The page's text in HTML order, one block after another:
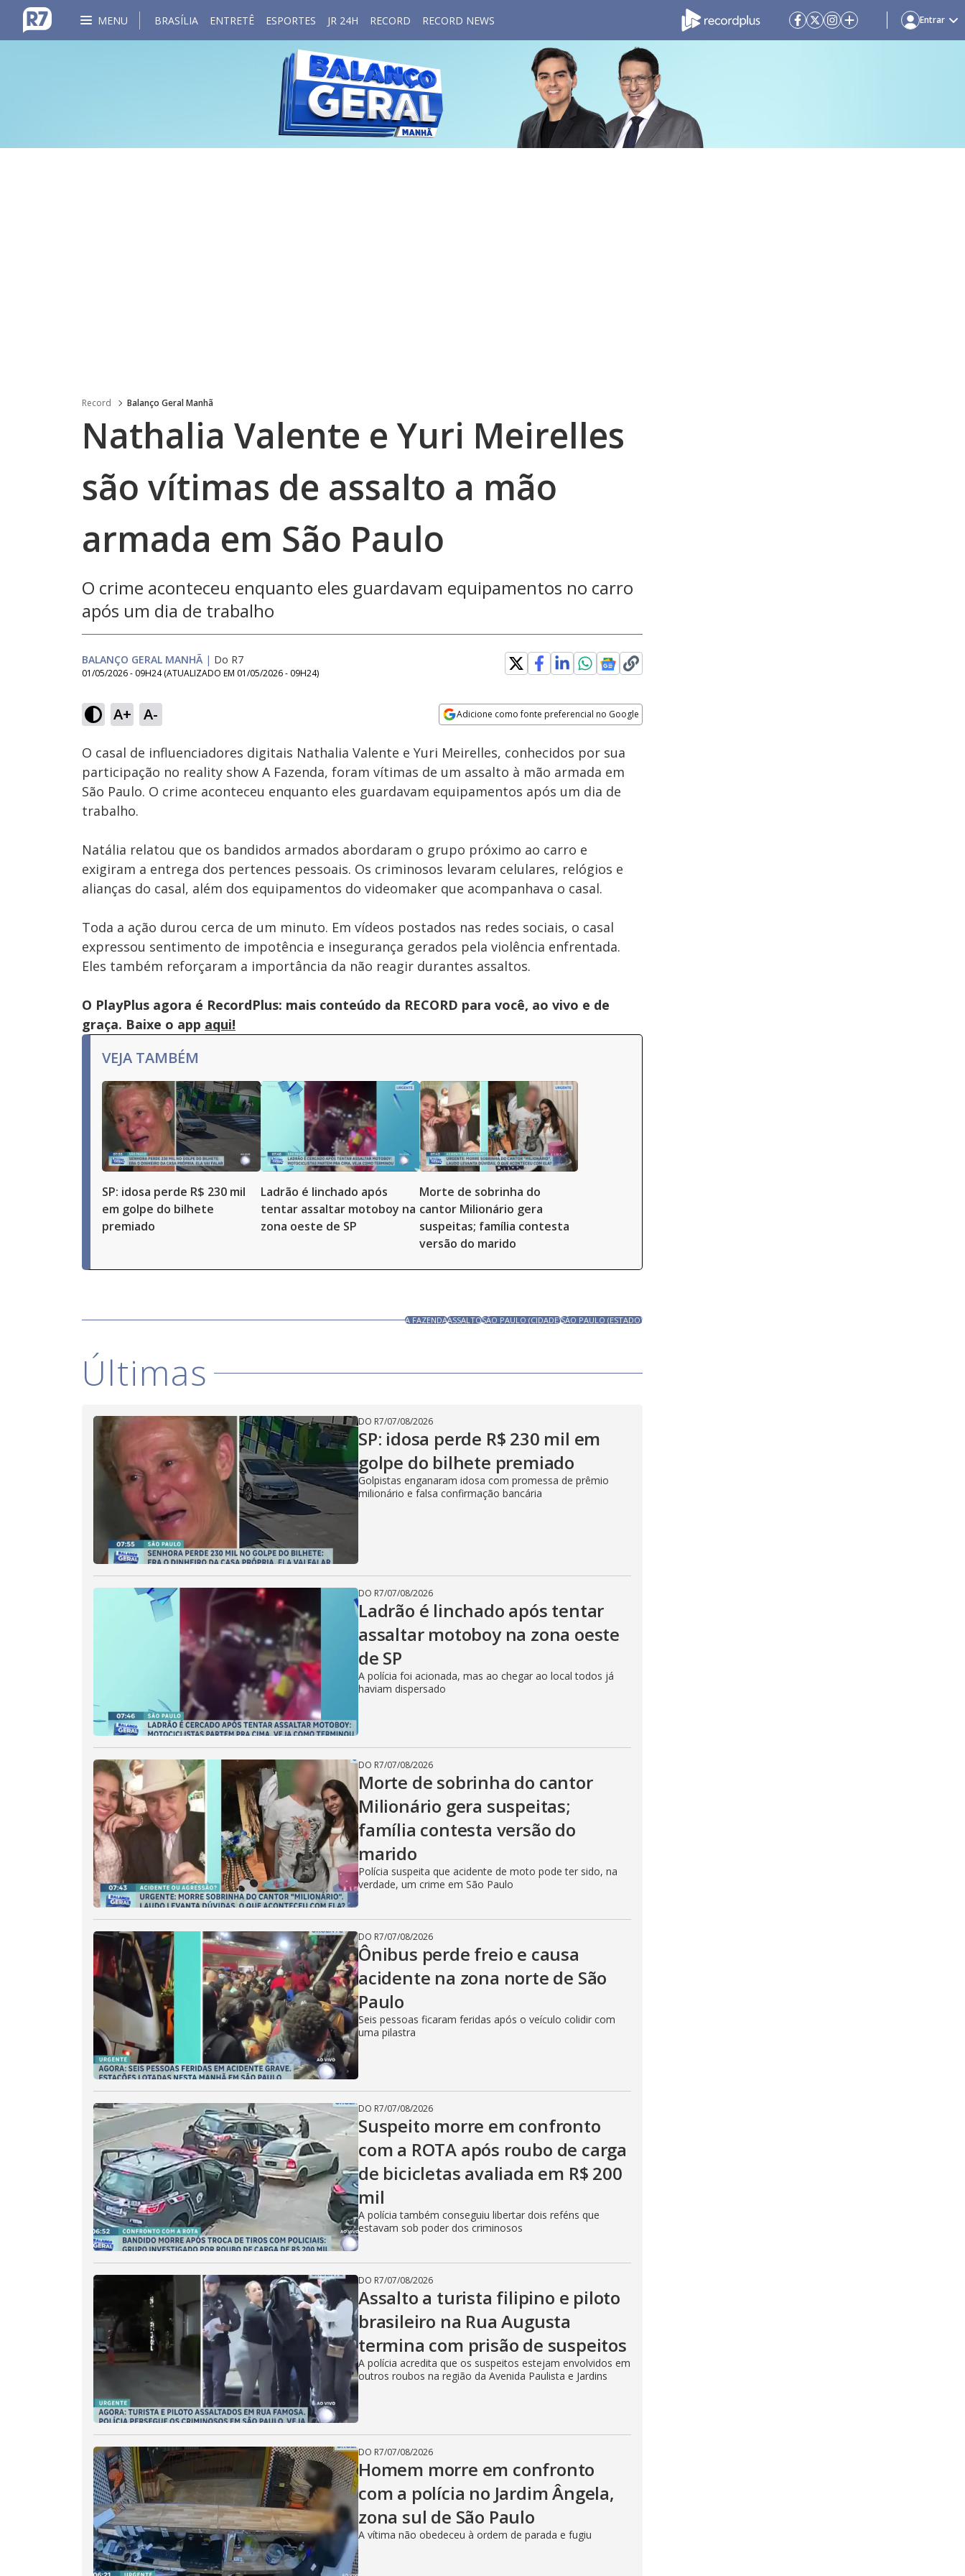
MENU BRASÍLIA ENTRETÊ ESPORTES JR 24H RECORD RECORD NEWS Entrar
Record Balanço Geral Manhã
Nathalia Valente e Yuri Meirelles
são vítimas de assalto a mão
armada em São Paulo
O crime aconteceu enquanto eles guardavam equipamentos no carro
após um dia de trabalho
BALANÇO GERAL MANHÃ | Do R7
01/05/2026 - 09H24 (ATUALIZADO EM 01/05/2026 - 09H24)
A+ A- Adicione como fonte preferencial no Google
Ativar
Som
Velocidade
O casal de influenciadores digitais Nathalia Valente e Yuri Meirelles, conhecidos por sua
participação no reality show A Fazenda, foram vítimas de um assalto à mão armada em
São Paulo. O crime aconteceu enquanto eles guardavam equipamentos após um dia de
trabalho.
Natália relatou que os bandidos armados abordaram o grupo próximo ao carro e
exigiram a entrega dos pertences pessoais. Os criminosos levaram celulares, relógios e
alianças do casal, além dos equipamentos do videomaker que acompanhava o casal.
Toda a ação durou cerca de um minuto. Em vídeos postados nas redes sociais, o casal
expressou sentimento de impotência e insegurança gerados pela violência enfrentada.
Eles também reforçaram a importância da não reagir durantes assaltos.
O PlayPlus agora é RecordPlus: mais conteúdo da RECORD para você, ao vivo e de
graça. Baixe o app aqui!
VEJA TAMBÉM
SP: idosa perde R$ 230 mil
em golpe do bilhete
premiado
Ladrão é linchado após
tentar assaltar motoboy na
zona oeste de SP
Morte de sobrinha do
cantor Milionário gera
suspeitas; família contesta
versão do marido
A FAZENDAASSALTOSÃO PAULO (CIDADE)SÃO PAULO (ESTADO)
Últimas
DO R7/07/08/2026
SP: idosa perde R$ 230 mil em
golpe do bilhete premiado
Golpistas enganaram idosa com promessa de prêmio
milionário e falsa confirmação bancária
DO R7/07/08/2026
Ladrão é linchado após tentar
assaltar motoboy na zona oeste
de SP
A polícia foi acionada, mas ao chegar ao local todos já
haviam dispersado
DO R7/07/08/2026
Morte de sobrinha do cantor
Milionário gera suspeitas;
família contesta versão do
marido
Polícia suspeita que acidente de moto pode ter sido, na
verdade, um crime em São Paulo
DO R7/07/08/2026
Ônibus perde freio e causa
acidente na zona norte de São
Paulo
Seis pessoas ficaram feridas após o veículo colidir com
uma pilastra
DO R7/07/08/2026
Suspeito morre em confronto
com a ROTA após roubo de carga
de bicicletas avaliada em R$ 200
mil
A polícia também conseguiu libertar dois reféns que
estavam sob poder dos criminosos
DO R7/07/08/2026
Assalto a turista filipino e piloto
brasileiro na Rua Augusta
termina com prisão de suspeitos
A polícia acredita que os suspeitos estejam envolvidos em
outros roubos na região da Avenida Paulista e Jardins
DO R7/07/08/2026
Homem morre em confronto
com a polícia no Jardim Ângela,
zona sul de São Paulo
A vítima não obedeceu à ordem de parada e fugiu